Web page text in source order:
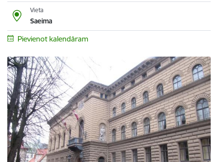
Vieta
Saeima
Pievienot kalendāram